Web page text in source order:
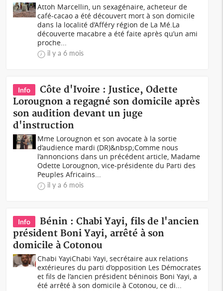
Attoh Marcellin, un sexagénaire, acheteur de
café-cacao a été découvert mort à son domicile
dans la localité d’Afféry région de La Mé.La
découverte macabre a été faite après qu’un ami
proche...
il y a 6 mois
Info
Côte d'Ivoire : Justice, Odette
Lorougnon a regagné son domicile après
son audition devant un juge
d'instruction
Mme Lorougnon et son avocate à la sortie
d’audience mardi (DR)&nbsp;Comme nous
l’annoncions dans un précédent article, Madame
Odette Lorougnon, vice-présidente du Parti des
Peuples Africains...
il y a 6 mois
Info
Bénin : Chabi Yayi, fils de l'ancien
président Boni Yayi, arrêté à son
domicile à Cotonou
Chabi YayiChabi Yayi, secrétaire aux relations
extérieures du parti d’opposition Les Démocrates
et fils de l’ancien président béninois Boni Yayi, a
été arrêté à son domicile à Cotonou, ce di...